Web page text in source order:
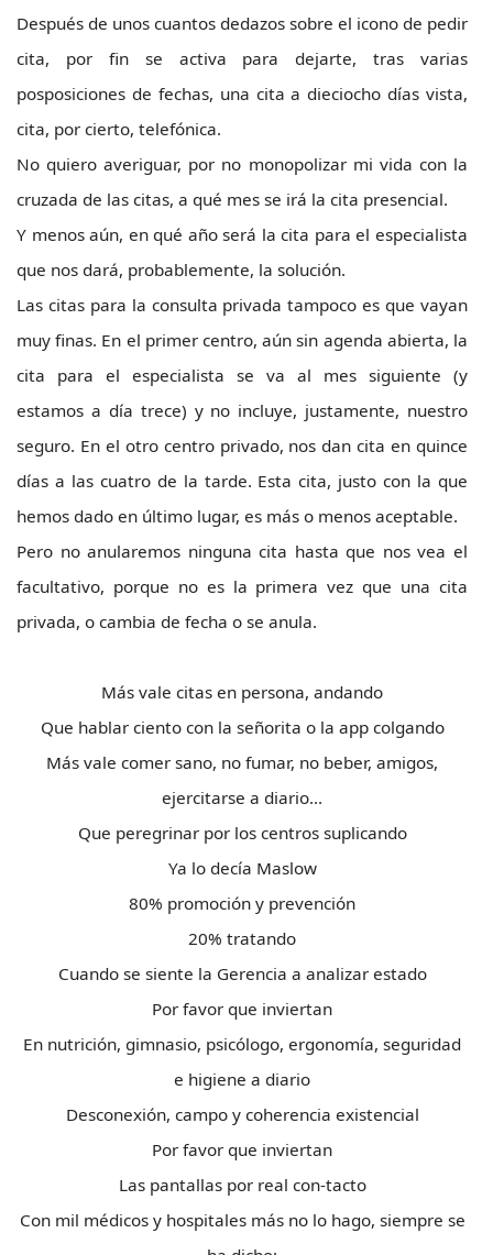
Después de unos cuantos dedazos sobre el icono de pedir
cita, por fin se activa para dejarte, tras varias
posposiciones de fechas, una cita a dieciocho días vista,
cita, por cierto, telefónica.
No quiero averiguar, por no monopolizar mi vida con la
cruzada de las citas, a qué mes se irá la cita presencial.
Y menos aún, en qué año será la cita para el especialista
que nos dará, probablemente, la solución.
Las citas para la consulta privada tampoco es que vayan
muy finas. En el primer centro, aún sin agenda abierta, la
cita para el especialista se va al mes siguiente (y
estamos a día trece) y no incluye, justamente, nuestro
seguro. En el otro centro privado, nos dan cita en quince
días a las cuatro de la tarde. Esta cita, justo con la que
hemos dado en último lugar, es más o menos aceptable.
Pero no anularemos ninguna cita hasta que nos vea el
facultativo, porque no es la primera vez que una cita
privada, o cambia de fecha o se anula.
Más vale citas en persona, andando
Que hablar ciento con la señorita o la app colgando
Más vale comer sano, no fumar, no beber, amigos,
ejercitarse a diario…
Que peregrinar por los centros suplicando
Ya lo decía Maslow
80% promoción y prevención
20% tratando
Cuando se siente la Gerencia a analizar estado
Por favor que inviertan
En nutrición, gimnasio, psicólogo, ergonomía, seguridad
e higiene a diario
Desconexión, campo y coherencia existencial
Por favor que inviertan
Las pantallas por real con-tacto
Con mil médicos y hospitales más no lo hago, siempre se